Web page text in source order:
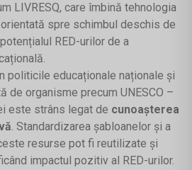
LIVRESQ, care îmbină tehnologia
spre schimbul deschis de
RED-urilor de a
politicile educaționale naționale și
de organisme precum UNESCO –
este strâns legat de cunoașterea
. Standardizarea șabloanelor și a
resurse pot fi reutilizate și
impactul pozitiv al RED-urilor.